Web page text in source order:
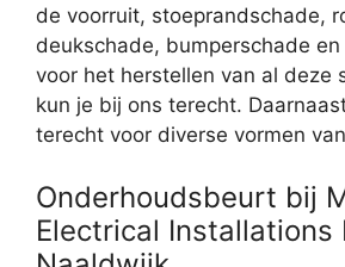
de voorruit, stoeprandschade,
deukschade, bumperschade
voor het herstellen van al deze
kun je bij ons terecht.
terecht voor diverse vormen
Onderhoudsbeurt bij
Electrical Installations